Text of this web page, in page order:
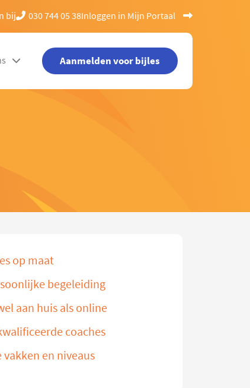
bij 030 744 05 38Inloggen in Mijn Portaal
Aanmelden voor bijles
op maat
begeleiding
aan huis als online
coaches
vakken en niveaus